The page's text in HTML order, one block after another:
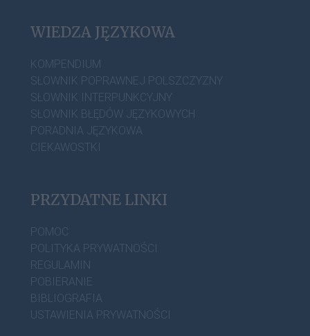
WIEDZA JĘZYKOWA
KOMPENDIUM
SŁOWNIK POPRAWNEJ POLSZCZYZNY
SŁOWNIK INTERPUNKCYJNY
SŁOWNIK BŁĘDÓW JĘZYKOWYCH
PORADNIA JĘZYKOWA
CIEKAWOSTKI
PRZYDATNE LINKI
POMOC
POLITYKA PRYWATNOŚCI
REGULAMIN
POBIERANIE
BIBLIOGRAFIA
USTAWIENIA PRYWATNOŚCI